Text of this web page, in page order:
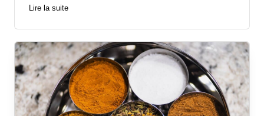
Lire la suite